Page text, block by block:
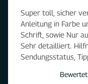
Super toll, sicher
Anleitung in Farbe
Schrift, sowie Nur
Sehr detailliert.
Sendungsstatus,
Gerne wieder.